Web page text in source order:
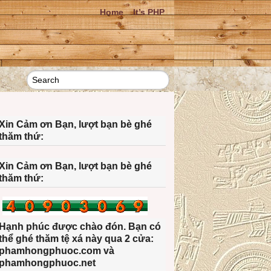
Home It’s PHP
Cảm ơn Bạn, lượt bạn bè ghé
thứ:
Cảm ơn Bạn, lượt bạn bè ghé
thứ:
Hạnh phúc được chào đón. Bạn có
ghé thăm tệ xá này qua 2 cửa:
phamhongphuoc.com và
phamhongphuoc.net